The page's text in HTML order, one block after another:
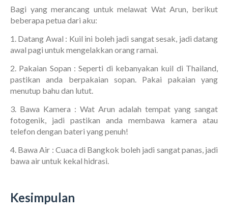
Bagi yang merancang untuk melawat Wat Arun, berikut
beberapa petua dari aku:
1. Datang Awal : Kuil ini boleh jadi sangat sesak, jadi datang
awal pagi untuk mengelakkan orang ramai.
2. Pakaian Sopan : Seperti di kebanyakan kuil di Thailand,
pastikan anda berpakaian sopan. Pakai pakaian yang
menutup bahu dan lutut.
3. Bawa Kamera : Wat Arun adalah tempat yang sangat
fotogenik, jadi pastikan anda membawa kamera atau
telefon dengan bateri yang penuh!
4. Bawa Air : Cuaca di Bangkok boleh jadi sangat panas, jadi
bawa air untuk kekal hidrasi.
Kesimpulan